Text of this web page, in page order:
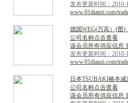
发布更新时间：2010-
www.01dianzi.com/
德国WEG(万高） (图)
公司名称点击查看
该会员所有供应信息
发布更新时间：2010-
www.01dianzi.com/
日 本TSUBAKI椿本减
公司名称点击查看
该会员所有供应信息